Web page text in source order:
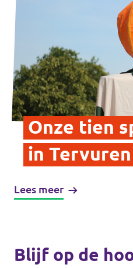
Onze tien
in Tervuren
Lees meer
Blijf op de